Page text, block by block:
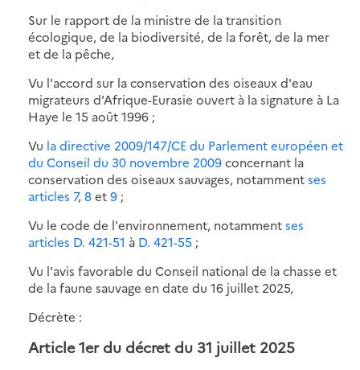
Sur le rapport de la ministre de la transition
écologique, de la biodiversité, de la forêt, de la mer
et de la pêche,
Vu l'accord sur la conservation des oiseaux d'eau
migrateurs d'Afrique-Eurasie ouvert à la signature à La
Haye le 15 août 1996 ;
Vu la directive 2009/147/CE du Parlement européen et
du Conseil du 30 novembre 2009concernant la
conservation des oiseaux sauvages, notammentses
articles 7,8et9 ;
Vu le code de l'environnement, notammentses
articles D. 421-51 à D. 421-55 ;
Vu l'avis favorable du Conseil national de la chasse et
de la faune sauvage en date du 16 juillet 2025,
Décrète :
Article 1er du décret du 31 juillet 2025